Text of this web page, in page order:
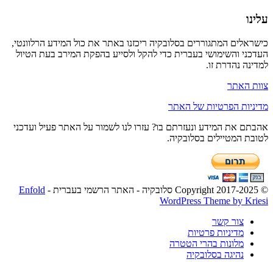
עלינו
כישראלים המתגוררים בסלובקיה ריכזנו באתר את כול המידע הרלוונטי,
העדכני והשימושי בעברית כדי להקל ולסייע בהפקת המירב בעת הטיול
למדינה נהדרת זו.
צוות האתר
מדיניות הפרטיות של האתר
אהבתם את המידע ונעזרתם בו? עזרו לנו לשמור על האתר פעיל ועדכני
לטובת המטיילים בסלובקיה.
© Copyright 2017-2025 סלובקיה - האתר הרשמי בעברית -
Enfold
WordPress Theme by Kriesi
צור קשר
מדיניות פרטיות
מלונות בהרי הטטרה
נהיגה בסלובקיה